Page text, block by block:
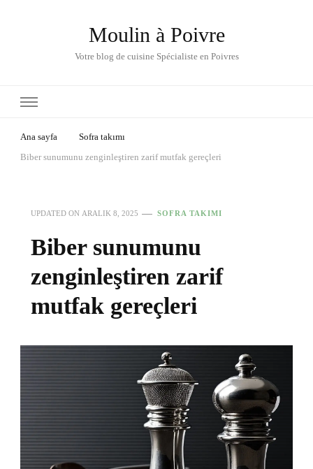
Moulin à Poivre
Votre blog de cuisine Spécialiste en Poivres
Ana sayfa
Sofra takımı
Biber sunumunu zenginleştiren zarif mutfak gereçleri
UPDATED ON ARALIK 8, 2025 SOFRA TAKIMI
Biber sunumunu
zenginleştiren zarif
mutfak gereçleri